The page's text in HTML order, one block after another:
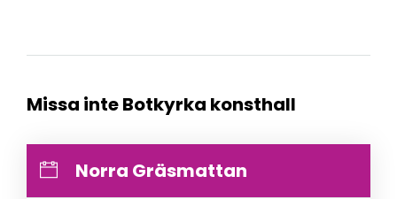
Missa inte Botkyrka konsthall
Norra Gräsmattan